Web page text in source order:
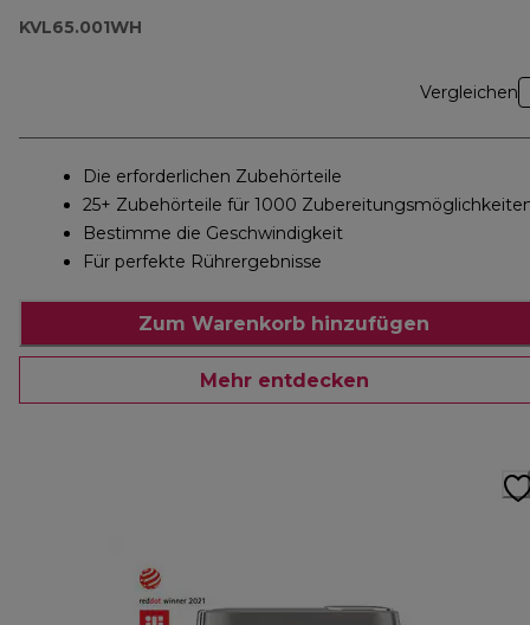
KVL65.001WH
Vergleichen
Die erforderlichen Zubehörteile
25+ Zubehörteile für 1000
Bestimme die Geschwindigkeit
Für perfekte Rührergebnisse
Zum Warenkorb hinzufügen
Mehr entdecken